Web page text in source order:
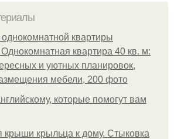
квартиры
квартира 40 кв. м:
и уютных планировок,
мебели, 200 фото
которые помогут вам
крыши крыльца к дому. Стыковка